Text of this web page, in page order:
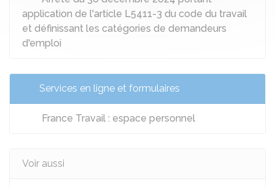
application de l'article L5411-3 du code du travail
et définissant les catégories de demandeurs
d'emploi
Services en ligne et formulaires
France Travail : espace personnel
Voir aussi